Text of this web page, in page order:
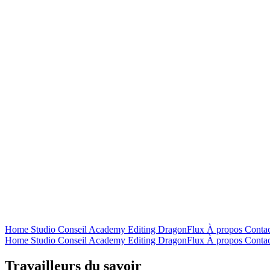
Home Studio Conseil Academy Editing DragonFlux À propos
Home Studio Conseil Academy Editing DragonFlux À propos
Travailleurs du savoir